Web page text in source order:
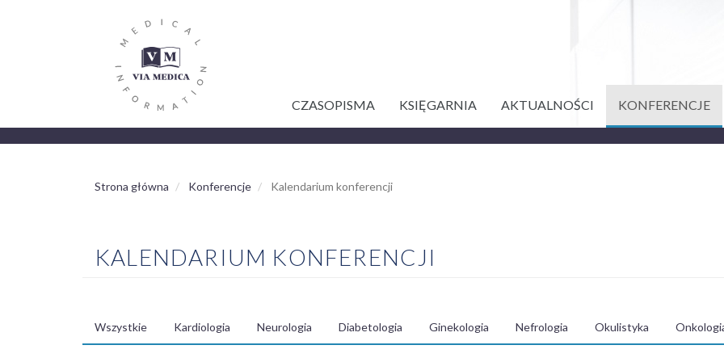
NAWIGACJA
CZASOPISMA KSIĘGARNIA AKTUALNOŚCI KONFERENCJE
Strona główna Konferencje Kalendarium konferencji
KALENDARIUM KONFERENCJI
MENU
Wszystkie Kardiologia Neurologia Diabetologia Ginekologia Nefrologia Okulistyka